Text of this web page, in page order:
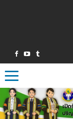
Toggle navigation